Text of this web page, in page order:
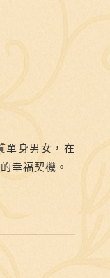
單身男女，在
幸福契機。